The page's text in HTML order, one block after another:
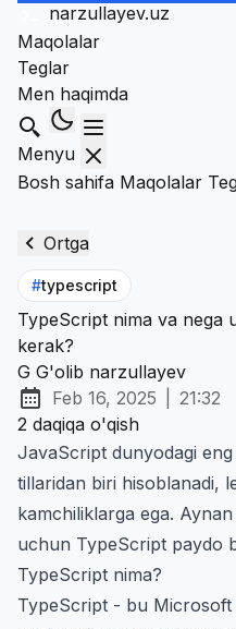
narzullayev.uz
Maqolalar
Teglar
Men haqimda
Qidirish
Menyu
Bosh sahifa Maqolalar
Ortga
#typescript
TypeScript nima va nega
kerak?
G G'olib narzullayev
Chop etilgan:
Feb 16, 2025
at
21:32
2 daqiqa o'qish
JavaScript dunyodagi
tillaridan biri hisoblanadi,
kamchiliklarga ega.
uchun TypeScript paydo
TypeScript nima?
TypeScript - bu Microsoft